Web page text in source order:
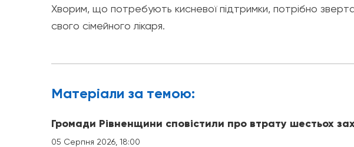
Хворим, що потребують кисневої підтримки, потрібно
свого сімейного лікаря.
Матерiали за темою:
Громади Рівненщини сповістили про втрату шестьох
05 Серпня 2026, 18:00